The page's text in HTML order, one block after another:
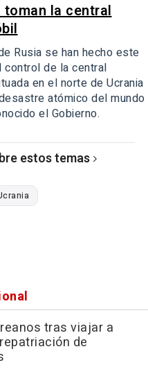
la central
Rusia se han hecho este
de la central
en el norte de Ucrania
atómico del mundo
el Gobierno.
estos temas
tras viajar a
de